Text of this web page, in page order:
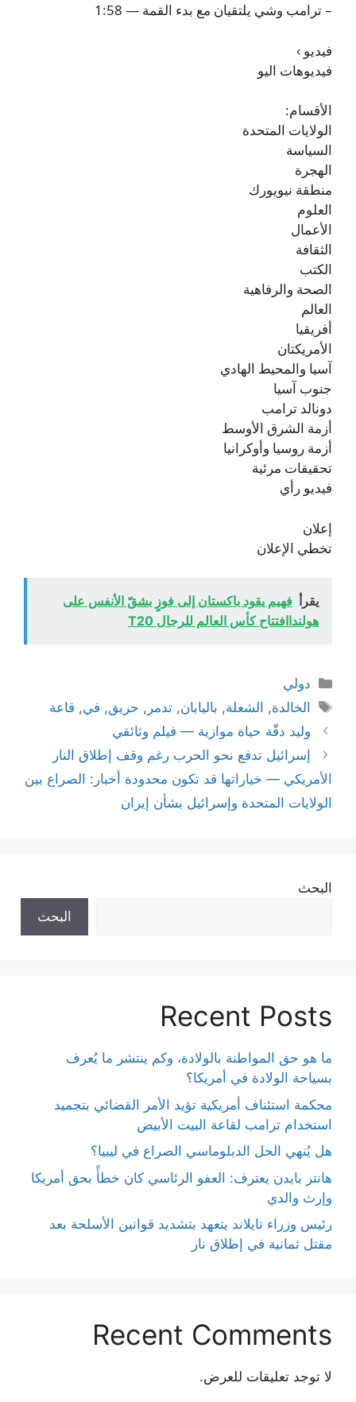
– ترامب وشي يلتقيان مع بدء القمة — 1:58
فيديو ›
فيديوهات اليو
الأقسام:
الولايات المتحدة
السياسة
الهجرة
منطقة نيويورك
العلوم
الأعمال
الثقافة
الكتب
الصحة والرفاهية
العالم
أفريقيا
الأمريكتان
آسيا والمحيط الهادي
جنوب آسيا
دونالد ترامب
أزمة الشرق الأوسط
أزمة روسيا وأوكرانيا
تحقيقات مرئية
فيديو رأي
إعلان
تخطي الإعلان
يقرأ فهيم يقود باكستان إلى فوزٍ بشقّ الأنفس على
هولنداافتتاح كأس العالم للرجال T20
التصنيفات
دولي
الوسوم
الخالدة, الشعلة, باليابان,تدمر , حريق, في, قاعة
وليد دقّة حياة موازية — فيلم وثائقي
إسرائيل تدفع نحو الحرب رغم وقف إطلاق النار
الأمريكي — خياراتها قد تكون محدودة أخبار: الصراع بين
الولايات المتحدة وإسرائيل بشأن إيران
البحث
البحث
Recent Posts
ما هو حق المواطنة بالولادة، وكم ينتشر ما يُعرف
بسياحة الولادة في أمريكا؟
محكمة استئناف أمريكية تؤيد الأمر القضائي بتجميد
استخدام ترامب لقاعة البيت الأبيض
هل يُنهي الحل الدبلوماسي الصراع في ليبيا؟
هانتر بايدن يعترف: العفو الرئاسي كان خطأً بحق أمريكا
وإرث والدي
رئيس وزراء تايلاند يتعهد بتشديد قوانين الأسلحة بعد
مقتل ثمانية في إطلاق نار
Recent Comments
لا توجد تعليقات للعرض.